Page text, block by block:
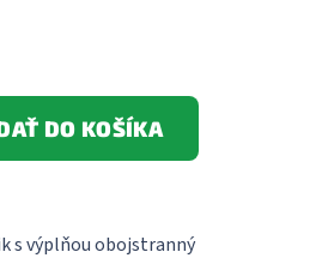
DO KOŠÍKA
s výplňou obojstranný